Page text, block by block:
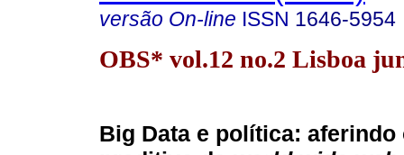
versão On-line ISSN 1646-5954
OBS* vol.12 no.2 Lisboa
Big Data e política: aferindo